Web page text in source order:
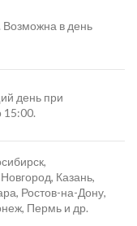
Возможна в день
день при
15:00.
Казань,
Ростов-на-Дону,
Пермь и др.